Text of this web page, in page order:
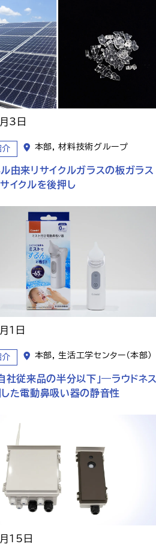
3日
介 本部, 材料技術グループ
由来リサイクルガラスの板ガラス
イクルを後押し
1日
介 本部, 生活工学センター（本部）
社従来品の半分以下」―ラウドネス
た電動鼻吸い器の静音性
15日